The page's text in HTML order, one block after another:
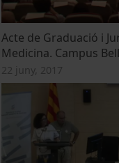
Acte de Graduació i
Medicina. Campus
22 juny, 2017